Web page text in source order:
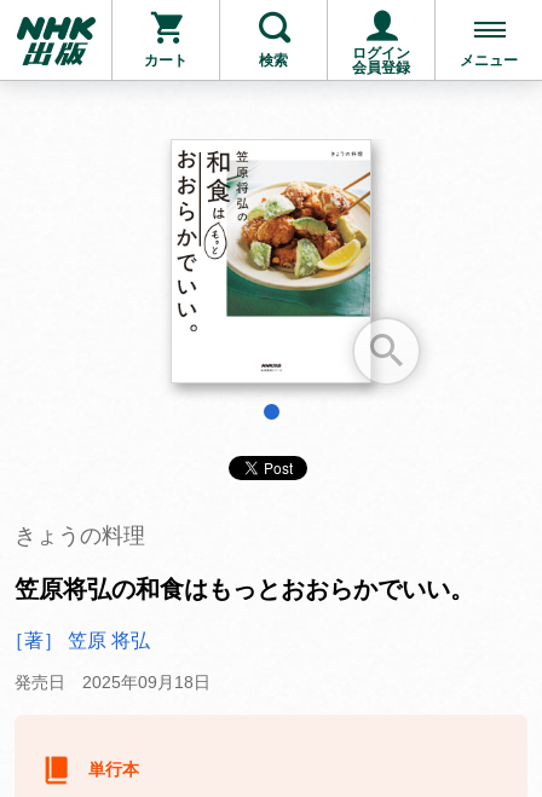
カート 検索
ログイン
会員登録
メニュー
お支払いに進む
他にも商品を買う
きょうの料理
笠原将弘の和食はもっとおおらかでいい。
［著］ 笠原 将弘
発売日 2025年09月18日
単行本